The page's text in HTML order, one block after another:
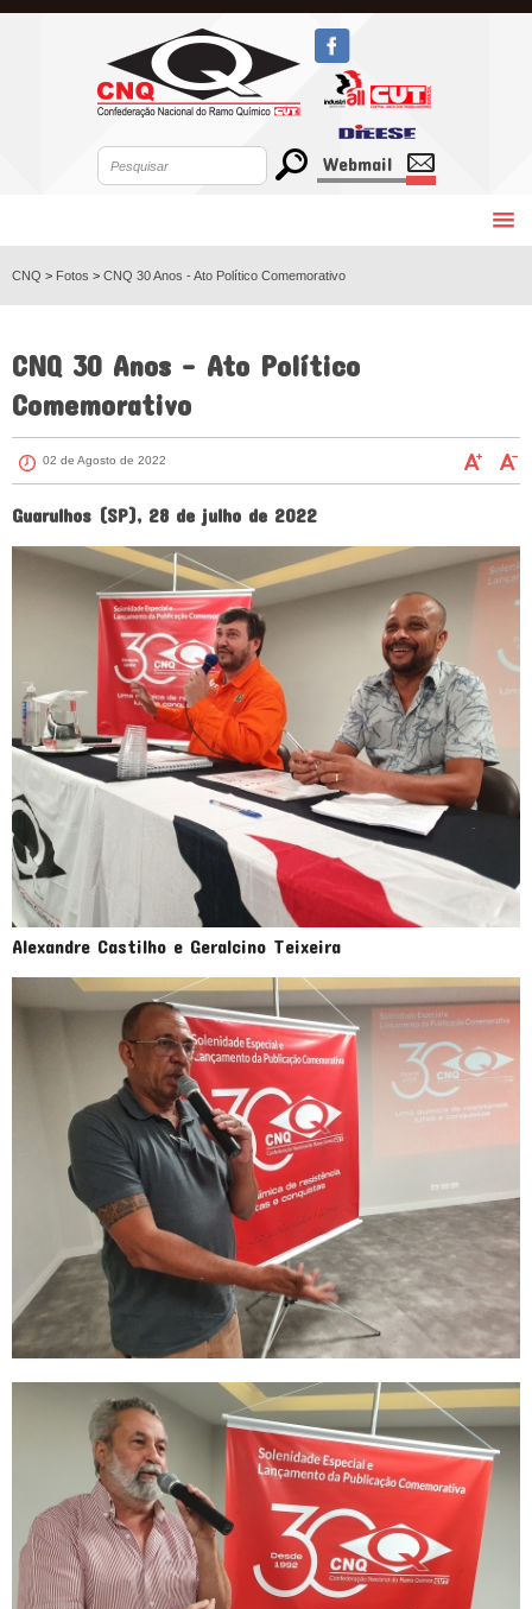
Webmail
CNQ > Fotos > CNQ 30 Anos - Ato Político Comemorativo
CNQ 30 Anos - Ato Político
Comemorativo
02 de Agosto de 2022
Guarulhos (SP), 28 de julho de 2022
Alexandre Castilho e Geralcino Teixeira